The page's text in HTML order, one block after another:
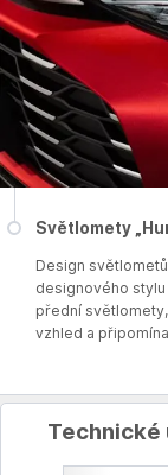
Světlomety
Design
designového
přední
vzhled a
Technické